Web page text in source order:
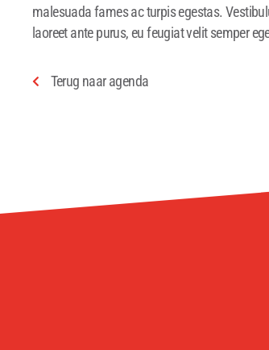
malesuada fames ac turpis egestas.
laoreet ante purus, eu feugiat velit semper
Terug naar agenda